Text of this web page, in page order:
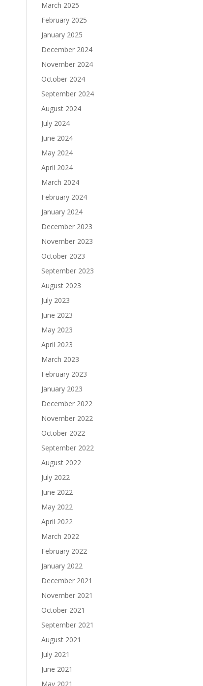
March 2025
February 2025
January 2025
December 2024
November 2024
October 2024
September 2024
August 2024
July 2024
June 2024
May 2024
April 2024
March 2024
February 2024
January 2024
December 2023
November 2023
October 2023
September 2023
August 2023
July 2023
June 2023
May 2023
April 2023
March 2023
February 2023
January 2023
December 2022
November 2022
October 2022
September 2022
August 2022
July 2022
June 2022
May 2022
April 2022
March 2022
February 2022
January 2022
December 2021
November 2021
October 2021
September 2021
August 2021
July 2021
June 2021
May 2021